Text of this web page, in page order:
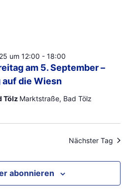
am 5. September –
die Wiesn
um 12:00 - 18:00
Tölz Marktstraße, Bad Tölz
Nächster Tag
abonnieren